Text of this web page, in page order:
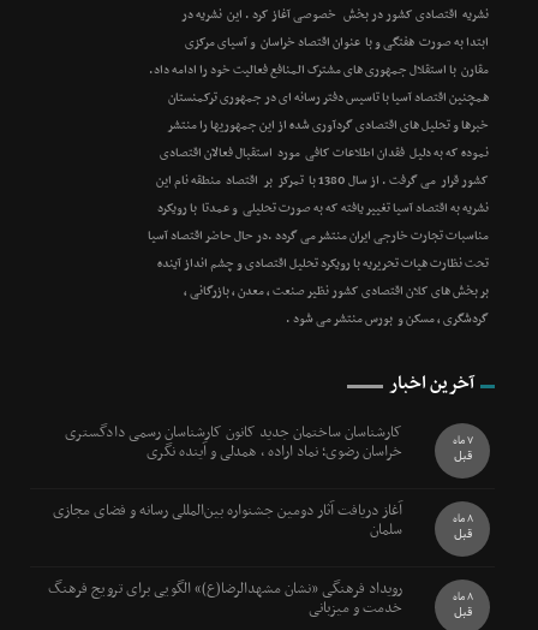
نشریه اقتصادی کشور در بخش خصوصی آغاز کرد . این نشریه در
ابتدا به صورت هفتگی و با عنوان اقتصاد خراسان و آسیای مرکزی
مقارن با استقلال جمهوری های مشترک المنافع فعالیت خود را ادامه داد.
همچنین اقتصاد آسیا با تاسیس دفتر رسانه ای در جمهوری ترکمنستان
خبرها و تحلیل های اقتصادی گردآوری شده از این جمهوریها را منتشر
نموده که به دلیل فقدان اطلاعات کافی مورد استقبال فعالان اقتصادی
کشور قرار می گرفت . از سال 1380 با تمرکز بر اقتصاد منطقه نام این
نشریه به اقتصاد آسیا تغییر یافته که به صورت تحلیلی و عمدتا با رویکرد
مناسبات تجارت خارجی ایران منتشر می گردد .در حال حاضر اقتصاد آسیا
تحت نظارت هیات تحریریه با رویکرد تحلیل اقتصادی و چشم انداز آینده
بر بخش های کلان اقتصادی کشور نظیر صنعت ، معدن ، بازرگانی ،
گردشگری ، مسکن و بورس منتشر می شود .
آخرین اخبار
کارشناسان ساختمان جدید کانون کارشناسان رسمی دادگستری
خراسان رضوی؛ نماد اراده ، همدلی و آینده نگری 7 ماه
قبل
آغاز دریافت آثار دومین جشنواره بین‌المللی رسانه و فضای مجازی
سلمان 8 ماه
قبل
رویداد فرهنگی «نشان مشهدالرضا(ع)» الگویی برای ترویج فرهنگ
خدمت و میزبانی 8 ماه
قبل